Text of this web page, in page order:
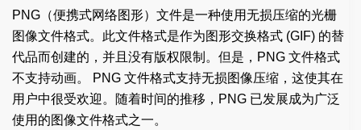
PNG（便携式网络图形）文件是一种使用无损压缩的光栅
图像文件格式。此文件格式是作为图形交换格式 (GIF) 的替
代品而创建的，并且没有版权限制。但是，PNG 文件格式
不支持动画。 PNG 文件格式支持无损图像压缩，这使其在
用户中很受欢迎。随着时间的推移，PNG 已发展成为广泛
使用的图像文件格式之一。